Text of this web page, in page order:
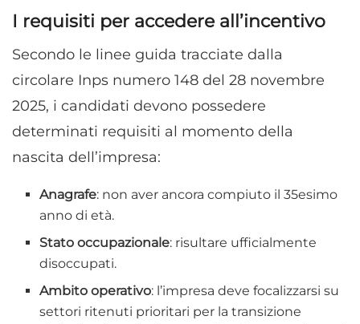
I requisiti per accedere all’incentivo
Secondo le linee guida tracciate dalla
circolare Inps numero 148 del 28 novembre
2025, i candidati devono possedere
determinati requisiti al momento della
nascita dell’impresa:
Anagrafe: non aver ancora compiuto il 35esimo
anno di età.
Stato occupazionale: risultare ufficialmente
disoccupati.
Ambito operativo: l’impresa deve focalizzarsi su
settori ritenuti prioritari per la transizione